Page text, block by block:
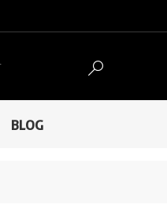

BLOG